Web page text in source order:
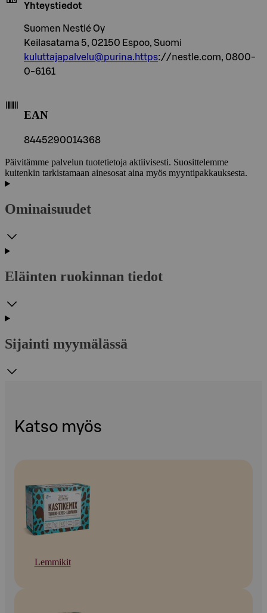
Yhteystiedot
Suomen Nestlé Oy
Keilasatama 5, 02150 Espoo, Suomi
kuluttajapalvelu@purina.https://nestle.com, 0800-
0-6161
EAN
8445290014368
Päivitämme palvelun tuotetietoja aktiivisesti. Suosittelemme
kuitenkin tarkistamaan ainesosat aina myös myyntipakkauksesta.
Ominaisuudet
Eläinten ruokinnan tiedot
Sijainti myymälässä
Katso myös
Lemmikit